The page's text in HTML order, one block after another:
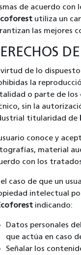
de acuerdo con
utiliza un
las mejores
virtud de lo
la
o parte de los
sin la
titularidad de
conoce y
material
con los
el caso de que un
intelectual
indicando:
Datos personales
que actúa en caso
Señalar los